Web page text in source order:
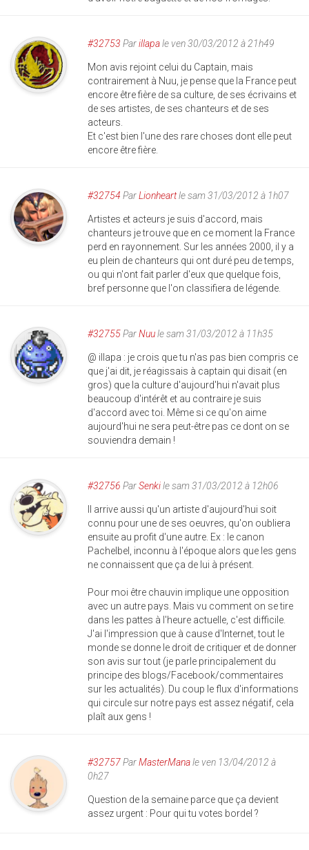
#32753 Parillapale ven 30/03/2012 à 21h49
Mon avis rejoint celui du Captain, mais
contrairement à Nuu, je pense que la France peut
encore être fière de sa culture, de ses écrivains et
de ses artistes, de ses chanteurs et de ses
acteurs.
Et c'est bien l'une des rare choses dont elle peut
encore être fière.
#32754 ParLionheartle sam 31/03/2012 à 1h07
Artistes et acteurs je suis d'accord, mais
chanteurs je trouve que en ce moment la France
perd en rayonnement. Sur les années 2000, il y a
eu plein de chanteurs qui ont duré peu de temps,
ou qui n'ont fait parler d'eux que quelque fois,
bref personne que l'on classifiera de légende.
#32755ParNuule sam 31/03/2012 à 11h35
@ illapa : je crois que tu n'as pas bien compris ce
que j'ai dit, je réagissais à captain qui disait (en
gros) que la culture d'aujourd'hui n'avait plus
beaucoup d'intérêt et au contraire je suis
d'accord avec toi. Même si ce qu'on aime
aujourd'hui ne sera peut-être pas ce dont on se
souviendra demain !
#32756 ParSenkile sam 31/03/2012 à 12h06
Il arrive aussi qu'un artiste d'aujourd'hui soit
connu pour une de ses oeuvres, qu'on oubliera
ensuite au profit d'une autre. Ex : le canon
Pachelbel, inconnu à l'époque alors que les gens
ne connaissent que ça de lui à présent.
Pour moi être chauvin implique une opposition
avec un autre pays. Mais vu comment on se tire
dans les pattes à l'heure actuelle, c'est difficile.
J'ai l'impression que à cause d'Internet, tout le
monde se donne le droit de critiquer et de donner
son avis sur tout (je parle principalement du
principe des blogs/Facebook/commentaires
sur les actualités). Du coup le flux d'informations
qui circule sur notre pays est assez négatif, cela
plaît aux gens !
#32757ParMasterManale ven 13/04/2012 à
0h27
Question de la semaine parce que ça devient
assez urgent : Pour qui tu votes bordel ?